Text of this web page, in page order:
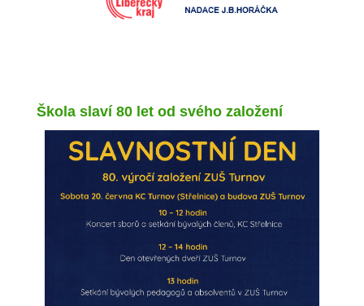
Škola slaví 80 let od svého založení